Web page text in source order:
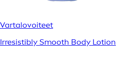
Vartalovoiteet
Irresistibly Smooth Body Lotion